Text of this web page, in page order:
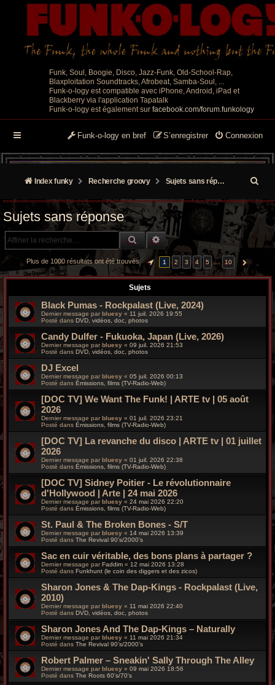
Funk, Soul, Boogie, Disco, Jazz-Funk, Old-School-Rap,
Blaxploitation Soundtracks, Afrobeat, Samba-Soul, ...
Funk-o-logy est compatible avec iPhone, Android, iPad et
Blackberry via l'application Tapatalk
Funk-o-logy est également sur facebook.com/forum.funkology
Connexion
S’enregistrer
Funk-o-logy en bref
Index funky Recherche groovy Sujets sans réponse
e
r
c
g
Sujets sans réponse
RECHERCHE GROOVY
RECHERCHE AVANCÉE
Plus de 1000 résultats ont été trouvés PAGE SUR10
1 2 3 4 5 … 10 SUIVANTE
Sujets
Black Pumas - Rockpalast (Live, 2024)
Dernier message par bluesy « 11 juil. 2026 19:55
Posté dans DVD, vidéos, doc, photos
Candy Dulfer - Fukuoka, Japan (Live, 2026)
Dernier message parbluesy « 09 juil. 2026 21:53
Posté dans DVD, vidéos, doc, photos
DJ Excel
Dernier message par bluesy « 05 juil. 2026 00:13
Posté dans Émissions, films (TV-Radio-Web)
[DOC TV] We Want The Funk! | ARTE tv | 05 août
2026
Dernier message par bluesy « 01 juil. 2026 23:21
Posté dans Émissions, films (TV-Radio-Web)
[DOC TV] La revanche du disco | ARTE tv | 01 juillet
2026
Dernier message par bluesy « 01 juil. 2026 22:38
Posté dans Émissions, films (TV-Radio-Web)
[DOC TV] Sidney Poitier - Le révolutionnaire
d'Hollywood | Arte | 24 mai 2026
Dernier message par bluesy « 24 mai 2026 22:20
Posté dans Émissions, films (TV-Radio-Web)
St. Paul & The Broken Bones - S/T
Dernier message par bluesy « 14 mai 2026 13:39
Posté dans The Revival 90’s/2000’s
Sac en cuir véritable, des bons plans à partager ?
Dernier message parFaddim « 12 mai 2026 13:28
Posté dans Funkhunt (le coin des diggers et des zicos)
Sharon Jones & The Dap-Kings - Rockpalast (Live,
2010)
Dernier message par bluesy « 11 mai 2026 22:40
Posté dans DVD, vidéos, doc, photos
Sharon Jones And The Dap-Kings – Naturally
Dernier message parbluesy « 11 mai 2026 21:34
Posté dans The Revival 90’s/2000’s
Robert Palmer – Sneakin' Sally Through The Alley
Dernier message par bluesy « 09 mai 2026 18:56
Posté dans The Roots 60's/70's